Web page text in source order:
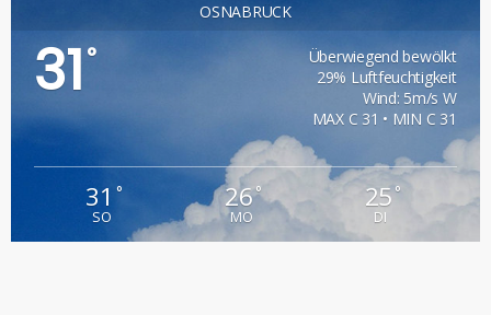
OSNABRÜCK
31 °
Überwiegend bewölkt
29% Luftfeuchtigkeit
Wind: 5m/s W
MAX C 31 • MIN C 31
31 °
SO
26°
MO
25°
DI